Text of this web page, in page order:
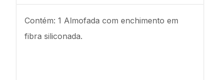
Contém: 1 Almofada com enchimento em
fibra siliconada.